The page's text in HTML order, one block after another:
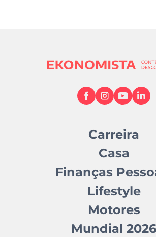
Carreira
Casa
Finanças
Lifestyle
Motores
Mundial 2026